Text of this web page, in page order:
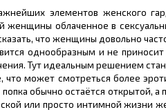
элементов женского
облаченное в
что женщины довольно
однообразным и не
Тут идеальным решением
что может смотреться более
обычно остаётся открытой,
или просто интимной жизни